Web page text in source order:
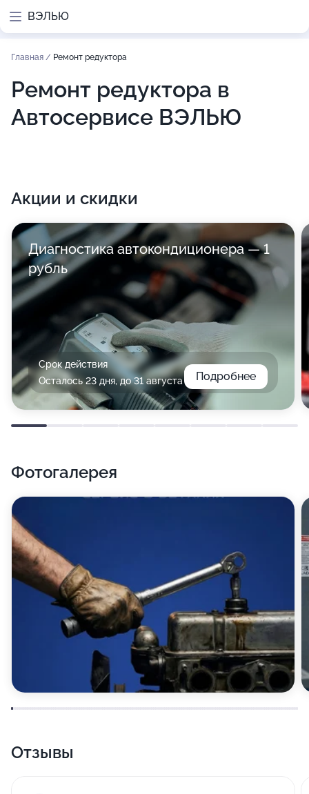
ВЭЛЬЮ
Главная / Ремонт редуктора
Ремонт редуктора в
Автосервисе ВЭЛЬЮ
Акции и скидки
Диагностика автокондиционера — 1
рубль
Срок действия
Осталось 23 дня, до 31 августа
Подробнее
Фотогалерея
Отзывы